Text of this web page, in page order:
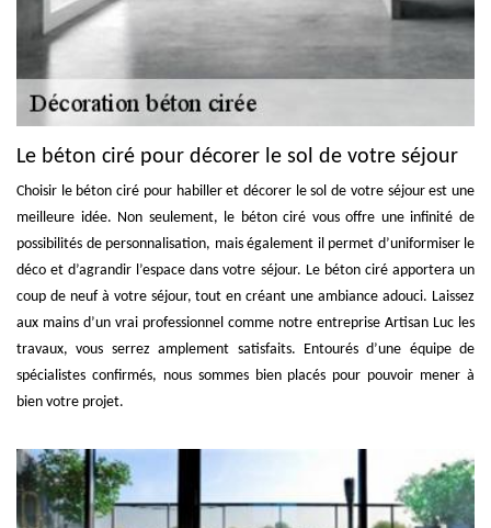
Le béton ciré pour décorer le sol de votre séjour
Choisir le béton ciré pour habiller et décorer le sol de votre séjour est une
meilleure idée. Non seulement, le béton ciré vous offre une infinité de
possibilités de personnalisation, mais également il permet d’uniformiser le
déco et d’agrandir l’espace dans votre séjour. Le béton ciré apportera un
coup de neuf à votre séjour, tout en créant une ambiance adouci. Laissez
aux mains d’un vrai professionnel comme notre entreprise Artisan Luc les
travaux, vous serrez amplement satisfaits. Entourés d’une équipe de
spécialistes confirmés, nous sommes bien placés pour pouvoir mener à
bien votre projet.